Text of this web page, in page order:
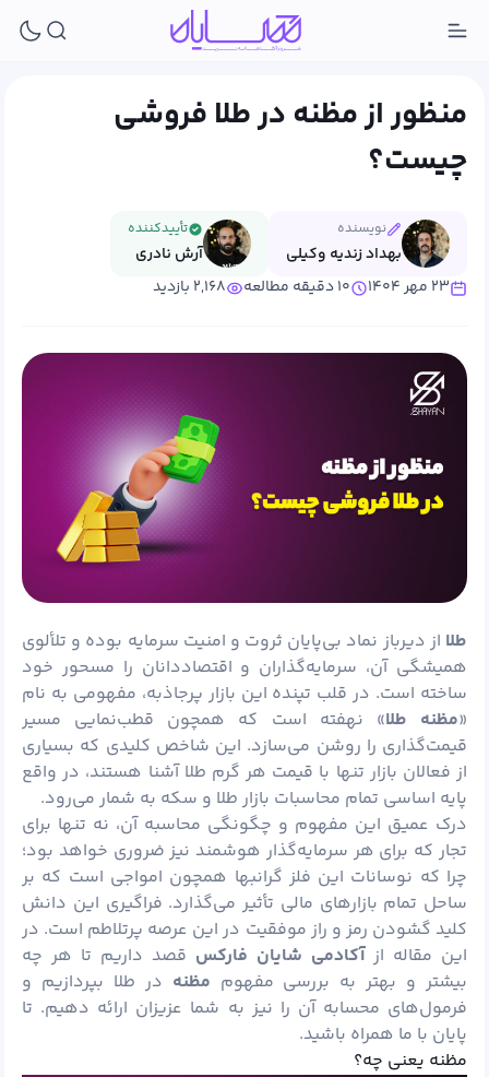
منظور از مظنه در طلا فروشی
چیست؟
نویسنده
بهداد زندیه وکیلی
تأییدکننده
آرش نادری
۲۳ مهر ۱۴۰۴
۱۰ دقیقه مطالعه ۲,۱۶۸ بازدید
طلا از دیرباز نماد بی‌پایان ثروت و امنیت سرمایه بوده و تلألوی
همیشگی آن، سرمایه‌گذاران و اقتصاددانان را مسحور خود
ساخته است. در قلب تپنده این بازار پرجاذبه، مفهومی به نام
«مظنه طلا» نهفته است که همچون قطب‌نمایی مسیر
قیمت‌گذاری را روشن می‌سازد. این شاخص کلیدی که بسیاری
از فعالان بازار تنها با قیمت هر گرم طلا آشنا هستند، در واقع
پایه اساسی تمام محاسبات بازار طلا و سکه به شمار می‌رود.
درک عمیق این مفهوم و چگونگی محاسبه آن، نه تنها برای
تجار که برای هر سرمایه‌گذار هوشمند نیز ضروری خواهد بود؛
چرا که نوسانات این فلز گرانبها همچون امواجی است که بر
ساحل تمام بازارهای مالی تأثیر می‌گذارد. فراگیری این دانش
کلید گشودن رمز و راز موفقیت در این عرصه پرتلاطم است. در
این مقاله ازآکادمی شایان فارکس قصد داریم تا هر چه
بیشتر و بهتر به بررسی مفهوم مظنه در طلا بپردازیم و
فرمول‌های محسابه آن را نیز به شما عزیزان ارائه دهیم. تا
پایان با ما همراه باشید.
مظنه یعنی چه؟